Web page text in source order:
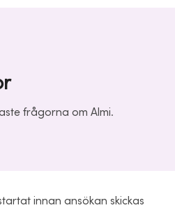
frågorna om Almi.
innan ansökan skickas